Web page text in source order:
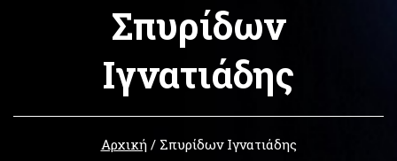
Σπυρίδων
Ιγνατιάδης
Αρχική/ Σπυρίδων Ιγνατιάδης